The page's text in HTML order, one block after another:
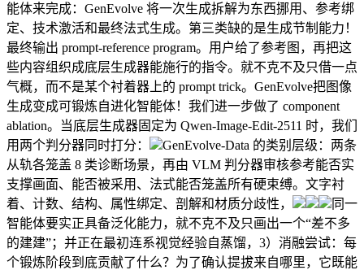
能体来完成：GenEvolve 将一次生成拆解为东西挪用、参考绑
定、技术激活和最终法式生成。第三类缺的是生成节制能力！
最终输出 prompt-reference program。用户给了参考图，再把这
些内容组织成底层生成器能施行的指令。就不克不及只借一点
气概，而不是某个衬着器上的 prompt trick。GenEvolve把图像
生成变成可锻炼自进化智能体！我们进一步做了 component
ablation。当底层生成器固定为 Qwen-Image-Edit-2511 时，我们
用两个判分器同时打分：
GenEvolve-Data 的类别层级：两条
从轨各笼盖 8 类诊断场景，再由 VLM 判分器审核参考能否实
支撑画面、能否被采用、法式能否笼盖所有硬束缚。文字衬
着、计数、结构、属性绑定、剖解和材质分歧性，
同一
智能体要实正具备泛化能力，就不克不及只画出一个“差不多
的建建”；并正在最初连系视觉经验自蒸馏，3）消融尝试：每
个锻炼阶段到底贡献了什么？为了确认提拔来自哪里，它既能